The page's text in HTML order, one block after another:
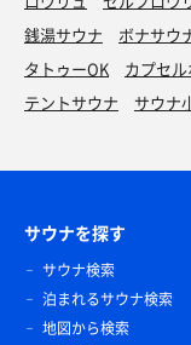
銭湯サウナ
ボナサウ
タトゥーOK
カプセ
テントサウナ
サウナ
サウナを探す
サウナ検索
泊まれるサウナ検索
地図から検索